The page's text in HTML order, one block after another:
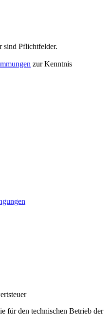
sind Pflichtfelder.
zur Kenntnis
für den technischen Betrieb der